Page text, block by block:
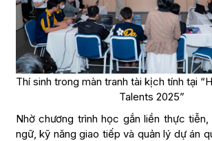
Thí sinh trong màn tranh tài kịch tính tại
Talents 2025”
Nhờ chương trình học gắn liền thực
ngữ, kỹ năng giao tiếp và quản lý dự án